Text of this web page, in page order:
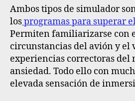
Ambos tipos de simulador
losprogramas para superar
Permiten familiarizarse con
circunstancias del avión y el
experiencias correctoras del
ansiedad. Todo ello con
elevada sensación de